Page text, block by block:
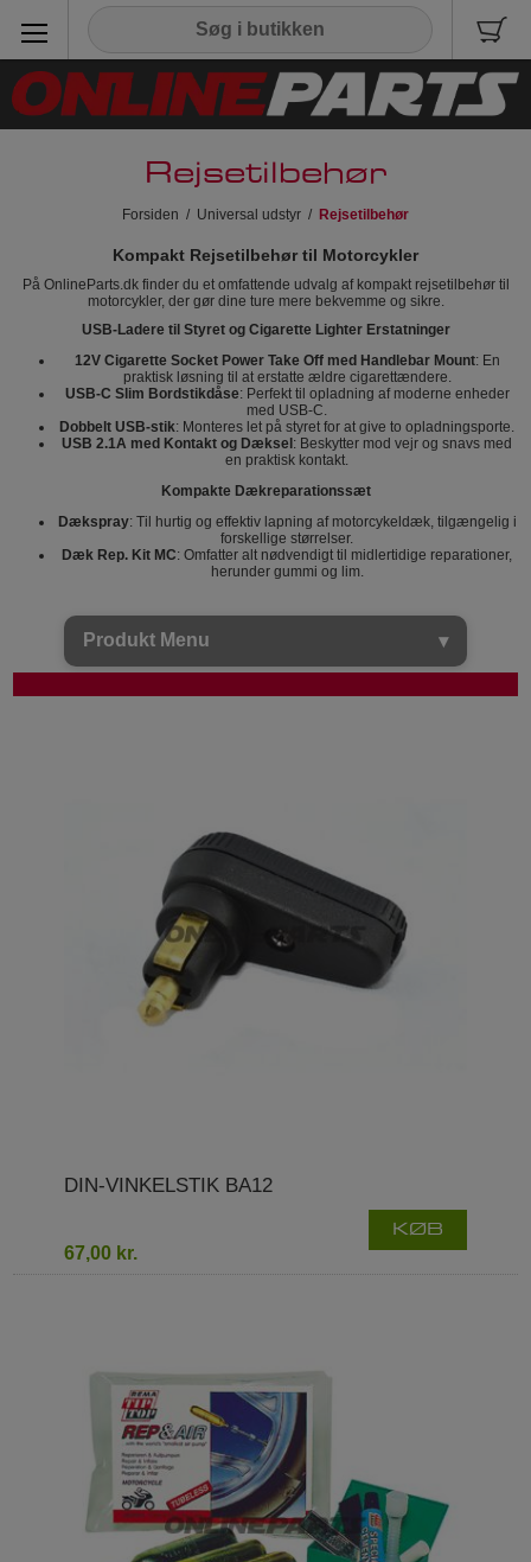
Rejsetilbehør
Forsiden / Universal udstyr / Rejsetilbehør
Kompakt Rejsetilbehør til Motorcykler
På OnlineParts.dk finder du et omfattende udvalg af kompakt rejsetilbehør til
motorcykler, der gør dine ture mere bekvemme og sikre.
USB-Ladere til Styret og Cigarette Lighter Erstatninger
12V Cigarette Socket Power Take Off med Handlebar Mount: En
praktisk løsning til at erstatte ældre cigarettændere.
USB-C Slim Bordstikdåse: Perfekt til opladning af moderne enheder
med USB-C.
Dobbelt USB-stik: Monteres let på styret for at give to opladningsporte.
USB 2.1A med Kontakt og Dæksel: Beskytter mod vejr og snavs med
en praktisk kontakt.
Kompakte Dækreparationssæt
Dækspray: Til hurtig og effektiv lapning af motorcykeldæk, tilgængelig i
forskellige størrelser.
Dæk Rep. Kit MC: Omfatter alt nødvendigt til midlertidige reparationer,
herunder gummi og lim.
Produkt Menu
DIN-VINKELSTIK BA12
67,00 kr.
KØB